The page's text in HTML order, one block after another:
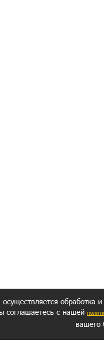
обработка
соглашаетесь с нашей
вашего